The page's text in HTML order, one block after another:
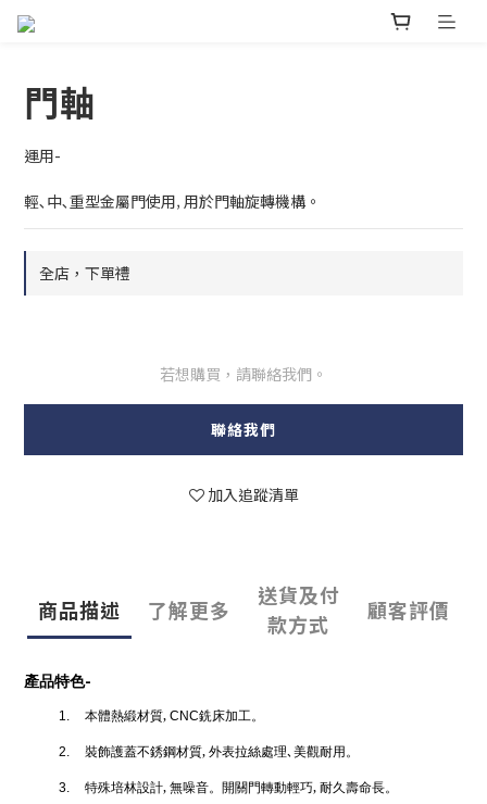
門軸
運用-
輕､中､重型金屬門使用‚ 用於門軸旋轉機構。
全店，下單禮
若想購買，請聯絡我們。
聯絡我們
加入追蹤清單
商品描述 了解更多
送貨及付
款方式
顧客評價
產品特色-
1. 本體熱緞材質‚ CNC銑床加工。
2. 裝飾護蓋不銹鋼材質‚ 外表拉絲處理､美觀耐用。
3. 特殊培林設計‚ 無噪音。開關門轉動輕巧‚ 耐久壽命長。